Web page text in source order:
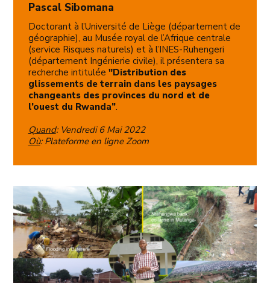
Pascal Sibomana
Doctorant à l’Université de Liège (département de
géographie), au Musée royal de l’Afrique centrale
(service Risques naturels) et à l’INES-Ruhengeri
(département Ingénierie civile), il présentera sa
recherche intitulée "Distribution des
glissements de terrain dans les paysages
changeants des provinces du nord et de
l’ouest du Rwanda”.
Quand: Vendredi 6 Mai 2022
Où: Plateforme en ligne Zoom